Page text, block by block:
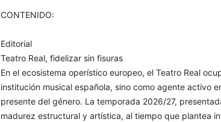
CONTENIDO:
Editorial
Teatro Real, fidelizar sin fisuras
En el ecosistema operístico europeo, el Teatro Real
institución musical española, sino como agente activo
presente del género. La temporada 2026/27,
madurez estructural y artística, al tiempo que plantea